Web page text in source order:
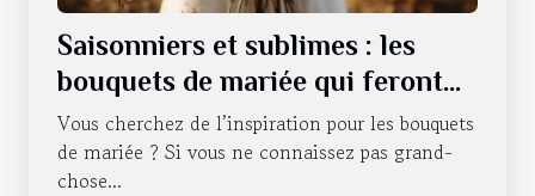
Saisonniers et sublimes : les
bouquets de mariée qui feront
battre votre cœur tout au long
de l'année
Vous cherchez de l’inspiration pour les bouquets
de mariée ? Si vous ne connaissez pas grand-
chose...